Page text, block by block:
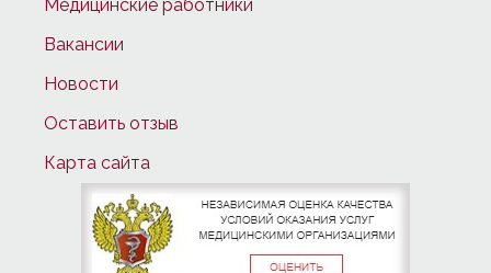
Медицинские работники
Вакансии
Новости
Оставить отзыв
Карта сайта